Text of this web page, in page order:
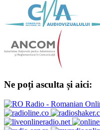
Ne poți asculta și aici: